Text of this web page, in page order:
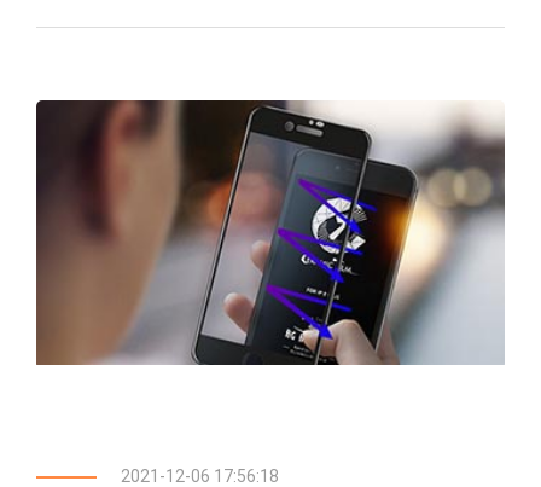
2021-12-06 17:56:18